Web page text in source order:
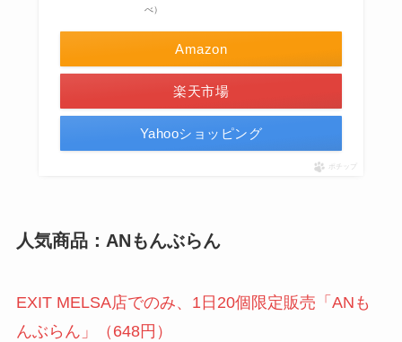
べ）
Amazon
楽天市場
Yahooショッピング
ポチップ
人気商品：ANもんぶらん
EXIT MELSA店でのみ、1日20個限定販売「ANも
んぶらん」（648円）